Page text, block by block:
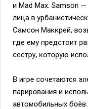
и Mad Max. Samson
лица в
Самсон Маккрей,
где ему предстоит
сестру, которую
В игре сочетаются
парирования и
автомобильных